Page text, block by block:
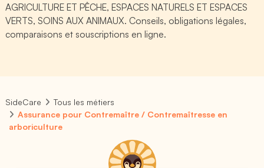
AGRICULTURE ET PÊCHE, ESPACES NATURELS ET ESPACES
VERTS, SOINS AUX ANIMAUX. Conseils, obligations légales,
comparaisons et souscriptions en ligne.
SideCare
Tous les métiers
Assurance pour Contremaître / Contremaîtresse en
arboriculture